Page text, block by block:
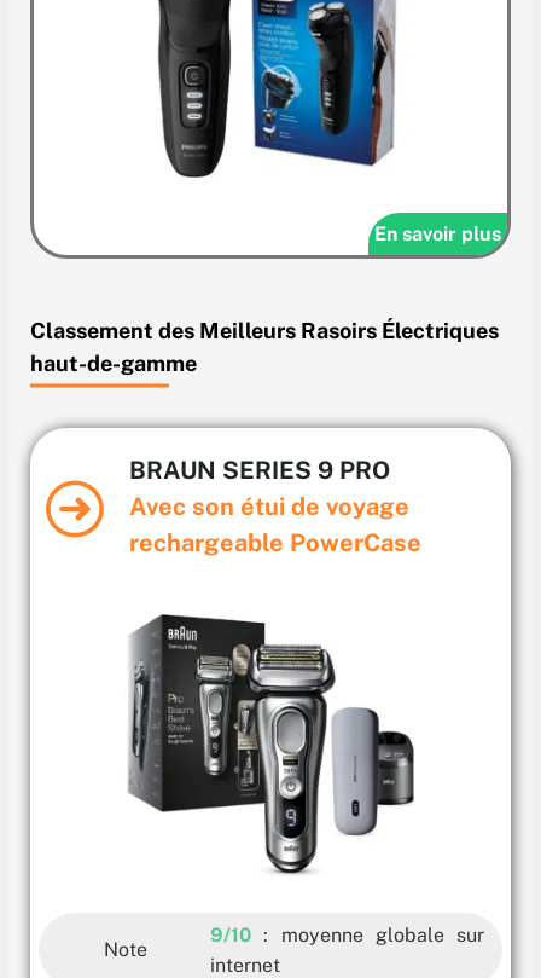
En savoir plus
Classement des Meilleurs Rasoirs Électriques
haut-de-gamme
BRAUN SERIES 9 PRO
Avec son étui de voyage
rechargeable PowerCase
Note
9/10 : moyenne globale sur
internet